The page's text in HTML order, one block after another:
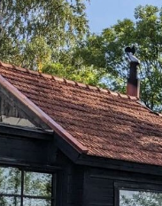
12 €